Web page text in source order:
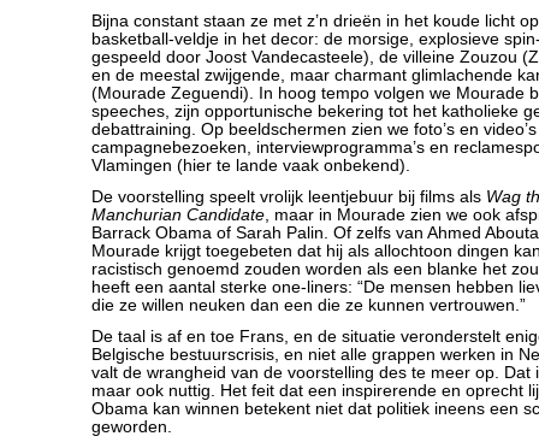
Bijna constant staan ze met z’n drieën in het koude licht
basketball-veldje in het decor: de morsige, explosieve
gespeeld door Joost Vandecasteele), de villeine Zouzou
en de meestal zwijgende, maar charmant glimlachende
(Mourade Zeguendi). In hoog tempo volgen we Mourade
speeches, zijn opportunische bekering tot het katholieke
debattraining. Op beeldschermen zien we foto’s en
campagnebezoeken, interviewprogramma’s en
Vlamingen (hier te lande vaak onbekend).
De voorstelling speelt vrolijk leentjebuur bij films als Wag
Manchurian Candidate, maar in Mourade zien we ook
Barrack Obama of Sarah Palin. Of zelfs van Ahmed
Mourade krijgt toegebeten dat hij als allochtoon dingen
racistisch genoemd zouden worden als een blanke het
heeft een aantal sterke one-liners: “De mensen hebben
die ze willen neuken dan een die ze kunnen vertrouwen.”
De taal is af en toe Frans, en de situatie veronderstelt
Belgische bestuurscrisis, en niet alle grappen werken in
valt de wrangheid van de voorstelling des te meer op. Dat
maar ook nuttig. Het feit dat een inspirerende en oprecht
Obama kan winnen betekent niet dat politiek ineens een
geworden.